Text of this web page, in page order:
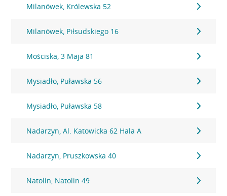
Milanówek, Królewska 52
Milanówek, Piłsudskiego 16
Mościska, 3 Maja 81
Mysiadło, Puławska 56
Mysiadło, Puławska 58
Nadarzyn, Al. Katowicka 62 Hala A
Nadarzyn, Pruszkowska 40
Natolin, Natolin 49